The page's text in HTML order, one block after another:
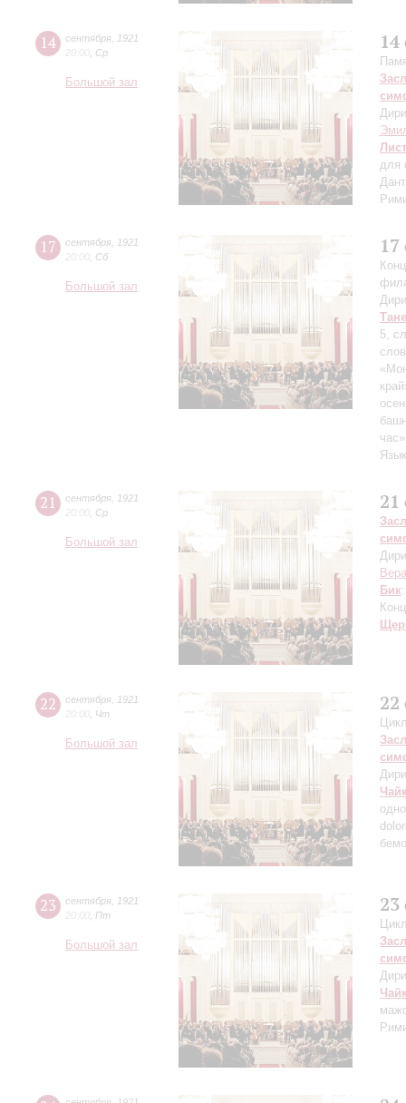
14 сентября
1921
20:00 Ср
Большой зал
14
Лист
для
17 сентября
1921
20:00 Сб
Большой зал
17
5,
21 сентября
1921
20:00 Ср
Большой зал
21
Бик
22 сентября
1921
20:00 Чт
Большой зал
22
23 сентября
1921
20:00 Пт
Большой зал
23